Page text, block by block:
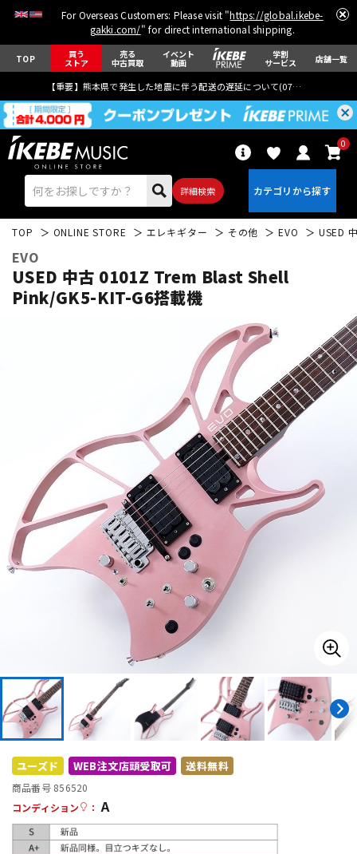
For Overseas Customers: Please visit "https://global.ikebe-
gakki.com/" for direct international shipping.
TOP 買う
ストア
売る
中古買取
イベント
動画
学割
サービス 店舗一覧
【重要】熊本県で発生した地震に伴う配送の遅延について(07月29日
詳細検索
0
アコギ/エレアコ
ウクレレ
ドラム パーカッション
キーボード 電子ピアノ
その他楽器
DTM オンライン納品 レコーディング機器
配信/ライブ機器
中古 ヴィンテージ
TOP ONLINE STORE エレキギター その他 EVO USED
EVO
USED 中古 0101Z Trem Blast Shell
Pink/GK5-KIT-G6搭載機
ユーズド WEB注文店頭受取可 送料無料
商品番号 856520
コンディション
： A